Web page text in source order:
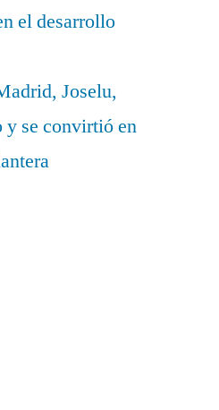
el desarrollo
Joselu,
y se convirtió en